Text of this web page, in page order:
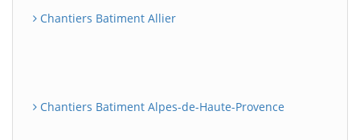
Chantiers Batiment Allier
Chantiers Batiment Alpes-de-Haute-Provence